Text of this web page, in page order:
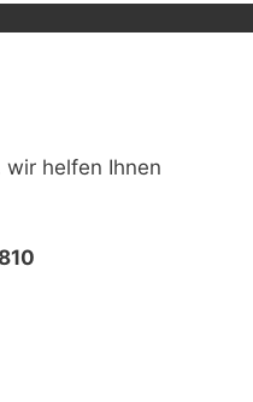
wir helfen Ihnen